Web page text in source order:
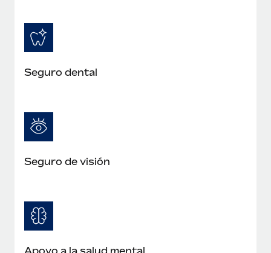
Seguro dental
Seguro de visión
Apoyo a la salud mental